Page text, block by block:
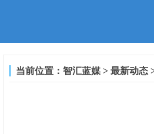
当前位置： 智汇蓝媒 > 最新动态